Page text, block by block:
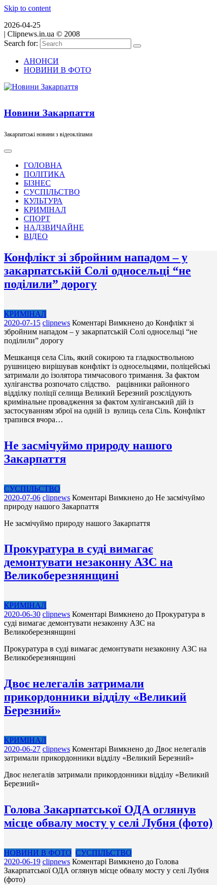
Skip to content
2026-04-25
| Clipnews.in.ua © 2008
Search for:
АНОНСИ
НОВИНИ В ФОТО
Новини Закарпаття
Закарпатські новини з відеокліпами
ГОЛОВНА
ПОЛІТИКА
БІЗНЕС
СУСПІЛЬСТВО
КУЛЬТУРА
КРИМІНАЛ
СПОРТ
НАДЗВИЧАЙНЕ
ВІДЕО
Конфлікт зі збройним нападом – у
закарпатській Солі односельці “не
поділили” дорогу
КРИМІНАЛ
2020-07-15 clipnews Коментарі Вимкнено до Конфлікт зі
збройним нападом – у закарпатській Солі односельці “не
поділили” дорогу
Мешканця села Сіль, який сокирою та гладкоствольною
рушницею вирішував конфлікт із односельцями, поліцейські
затримали до ізолятора тимчасового тримання. За фактом
хуліганства розпочато слідство. рацівники районного
відділку поліції селища Великий Березний розслідують
кримінальне провадження за фактом хуліганський дій із
застосуванням зброї на одній із вулиць села Сіль. Конфлікт
трапився вчора…
Не засмічуймо природу нашого
Закарпаття
СУСПІЛЬСТВО
2020-07-06 clipnews Коментарі Вимкнено до Не засмічуймо
природу нашого Закарпаття
Не засмічуймо природу нашого Закарпаття
Прокуратура в суді вимагає
демонтувати незаконну АЗС на
Великоберезнянщині
КРИМІНАЛ
2020-06-30 clipnews Коментарі Вимкнено до Прокуратура в
суді вимагає демонтувати незаконну АЗС на
Великоберезнянщині
Прокуратура в суді вимагає демонтувати незаконну АЗС на
Великоберезнянщині
Двоє нелегалів затримали
прикордонники відділу «Великий
Березний»
КРИМІНАЛ
2020-06-27 clipnews Коментарі Вимкнено до Двоє нелегалів
затримали прикордонники відділу «Великий Березний»
Двоє нелегалів затримали прикордонники відділу «Великий
Березний»
Голова Закарпатської ОДА оглянув
місце обвалу мосту у селі Лубня (фото)
НОВИНИ В ФОТО СУСПІЛЬСТВО
2020-06-19 clipnews Коментарі Вимкнено до Голова
Закарпатської ОДА оглянув місце обвалу мосту у селі Лубня
(фото)